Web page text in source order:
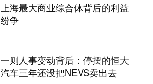
上海最大商业综合体背后的利益
纷争
一则人事变动背后：停摆的恒大
汽车三年还没把NEVS卖出去